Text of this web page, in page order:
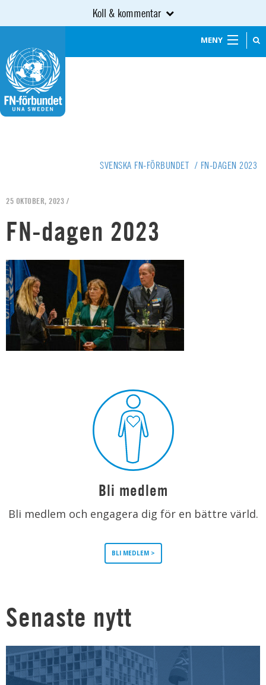
Koll & kommentar
MENY
SVENSKA FN-FÖRBUNDET / FN-DAGEN 2023
25 OKTOBER, 2023 /
FN-dagen 2023
Bli medlem
Bli medlem och engagera dig för en bättre värld.
BLI MEDLEM >
Senaste nytt